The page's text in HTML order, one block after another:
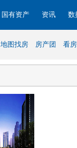
国有资产 资讯 数
地图找房 房产团 看